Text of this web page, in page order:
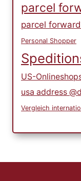
parcel
parcel
Personal Shopper
US-
usa address
Vergleich